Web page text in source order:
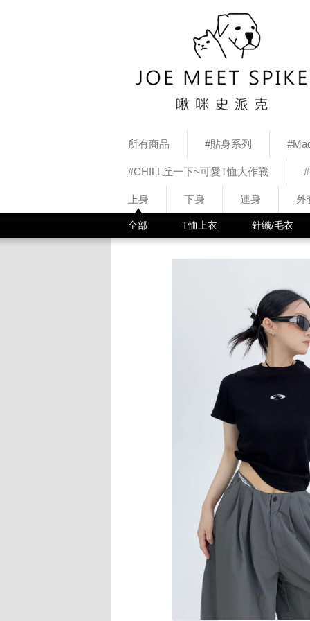
所有商品 #貼身系列
#CHILL丘一下~可愛T恤大作戰
上身 下身 連身 外
全部 T恤上衣 針織/毛衣